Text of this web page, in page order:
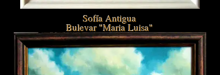
Sofía Antigua
Bulevar "Maria Luisa"